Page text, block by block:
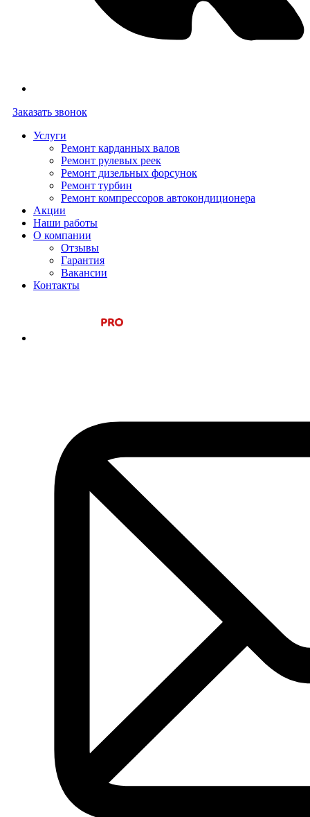
Заказать звонок
Услуги
Ремонт карданных валов
Ремонт рулевых реек
Ремонт дизельных форсунок
Ремонт турбин
Ремонт компрессоров автокондиционера
Акции
Наши работы
О компании
Отзывы
Гарантия
Вакансии
Контакты